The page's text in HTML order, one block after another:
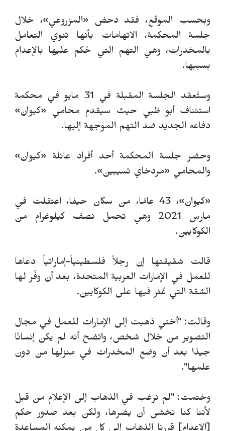
وبحسب الموقع، فقد دحض «المزروعي»، خلال
جلسة المحكمة، الاتهامات بأنها تنوي التعامل
بالمخدرات، وهي التهم التي حُكم عليها بالإعدام
بسببها.
وستُعقد الجلسة المقبلة في 31 مايو في محكمة
استئناف أبو ظبي حيث سيقدم محامي «كيوان»
دفاعه الجديد ضد التهم الموجهة إليها.
وحضر جلسة المحكمة أحد أفراد عائلة «كيوان»
والمحامي «مردخاي تسيبين».
«كيوان»، 43 عامًا، من سكان حيفا، اعتقلت في
مارس 2021 وهي تحمل نصف كيلوغرام من
الكوكايين.
قالت شقيقتها إن رجلاً فلسطينياً-إماراتياً دعاها
للعمل في الإمارات العربية المتحدة، بعد أن وفّر لها
الشقة التي عُثر فيها على الكوكايين.
وقالت: "أختي ذهبت إلى الإمارات للعمل في مجال
التصوير من خلال شخص، واتضح أنه لم يكن إنسانًا
جيدًا بعد أن وضع المخدرات في منزلها من دون
علمها".
وختمت: "لم نرغب في الذهاب إلى الإعلام من قبل
لأننا كنا نخشى أن يضرها، ولكن بعد صدور حكم